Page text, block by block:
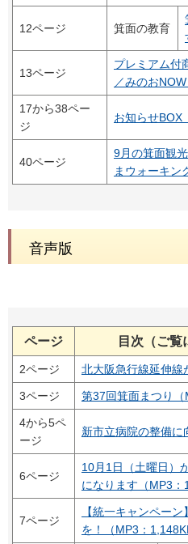
12ページ 箕面の教育
13ページ
プレミアム付
／みのお
17から38ペー
ジ
お知らせBOX
40ページ
9月の箕面観
まウォーキン
音声版
ページ 目次（ご
2ページ 北大阪急行線延伸線
3ページ 第37回箕面まつり（
4から5ペ
ージ
新市立病院の整備
6ページ
10月1日（土曜日）
になります（MP3：
7ページ
【統一キャンペー
を！（MP3：